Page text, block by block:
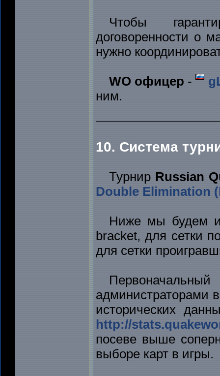
Чтобы
договоренности о
нужно
WO офицер -
ним.
10. Система
Турнир Russian
Double Elimination
Ниже мы будем
bracket, для сетки
для сетки
администраторами
исторических
http://
посеве выше
выборе карт в игры.